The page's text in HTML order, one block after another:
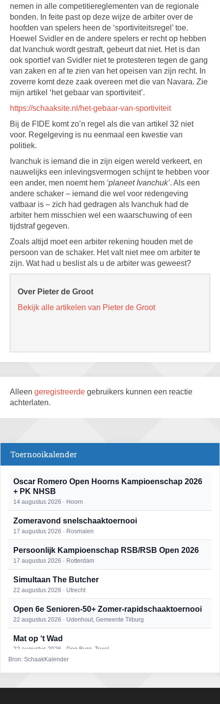
nemen in alle competitiereglementen van de regionale
bonden. In feite past op deze wijze de arbiter over de
hoofden van spelers heen de ‘sportiviteitsregel’ toe.
Hoewel Svidler en de andere spelers er recht op hebben
dat Ivanchuk wordt gestraft, gebeurt dat niet. Het is dan
ook sportief van Svidler niet te protesteren tegen de gang
van zaken en af te zien van het opeisen van zijn recht. In
zoverre komt deze zaak overeen met die van Navara. Zie
mijn artikel ‘het gebaar van sportiviteit’.
https://schaaksite.nl/het-gebaar-van-sportiviteit
Bij de FIDE komt zo’n regel als die van artikel 32 niet
voor. Regelgeving is nu eenmaal een kwestie van
politiek.
Ivanchuk is iemand die in zijn eigen wereld verkeert, en
nauwelijks een inlevingsvermogen schijnt te hebben voor
een ander, men noemt hem ‘planeet Ivanchuk’. Als een
andere schaker – iemand die wel voor redengeving
vatbaar is – zich had gedragen als Ivanchuk had de
arbiter hem misschien wel een waarschuwing of een
tijdstraf gegeven.
Zoals altijd moet een arbiter rekening houden met de
persoon van de schaker. Het valt niet mee om arbiter te
zijn. Wat had u beslist als u de arbiter was geweest?
Over Pieter de Groot
Bekijk alle artikelen van Pieter de Groot
Alleen geregistreerde gebruikers kunnen een reactie
achterlaten.
Toernooikalender
Oscar Romero Open Hoorns Kampioenschap 2026
+ PK NHSB
14 augustus 2026 · Hoorn
Zomeravond snelschaaktoernooi
17 augustus 2026 · Rosmalen
Persoonlijk Kampioenschap RSB/RSB Open 2026
17 augustus 2026 · Rotterdam
Simultaan The Butcher
22 augustus 2026 · Utrecht
Open 6e Senioren-50+ Zomer-rapidschaaktoernooi
22 augustus 2026 · Udenhout, Gemeente Tilburg
Mat op ‘t Wad
22 augustus 2026 · Den Burg, Texel
Bron: SchaakKalender